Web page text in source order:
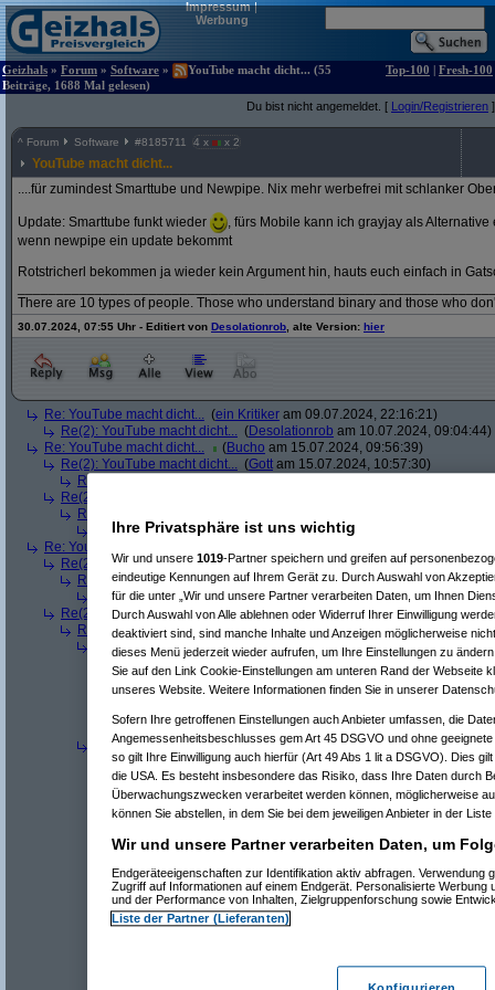
Impressum|
Werbung
Geizhals » Forum » Software »
YouTube macht dicht... (55
Beiträge, 1688 Mal gelesen)
Top-100 | Fresh-100
Du bist nicht angemeldet. [ Login/Registrieren ]
^ Forum Software #8185711 4 x x 2
YouTube macht dicht...
....für zumindest Smarttube und Newpipe. Nix mehr werbefrei mit schlanker
Update: Smarttube funkt wieder
, fürs Mobile kann ich grayjay als
wenn newpipe ein update bekommt
Rotstricherl bekommen ja wieder kein Argument hin, hauts euch einfach in
There are 10 types of people. Those who understand binary and those who
30.07.2024, 07:55 Uhr - Editiert von Desolationrob , alte Version: hier
Re: YouTube macht dicht... (ein Kritiker am 09.07.2024, 22:16:21)
Re(2): YouTube macht dicht... (Desolationrob am 10.07.2024, 09:04:44)
Re: YouTube macht dicht...
(Bucho am 15.07.2024, 09:56:39)
Re(2): YouTube macht dicht... (Gott am 15.07.2024, 10:57:30)
Re(3): YouTube macht dicht...
Re(2): YouTube macht dicht...
Re(3): YouTube macht dicht...
Re(4): YouTube macht dicht...(Desolationrob
Re: YouTube macht dicht...
Re(2): YouTube macht dicht...(Desolationrobam 15.07.2024, 11:02:01)
Re(3): YouTube macht dicht...
(Gottam 15.07.2024, 12:05:41)
Re(4): YouTube macht dicht...(Desolationrobam 15.07.2024,
Re(2): YouTube macht dicht...
(AVS_reloadedam 15.07.2024,
Re(3): YouTube macht dicht...
(Gottam 15.07.2024, 11:57:00)
Re(4): YouTube macht dicht... (AVS_reloadedam 15.07.2024,
Re(5): YouTube macht dicht...
Desolationrobam 15.07.2024,
Re(6): YouTube macht dicht...( AVS_reloadedam
Re(7): YouTube macht dicht...(TuxTuxam 15.07.2024,
Re(8): YouTube macht dicht... ( Paulas_Papa
am
Re(7): YouTube macht dicht...
am
Re(4): YouTube macht dicht...(scientificallyilliterateam
Re(5): YouTube macht dicht...( Desolationrob am 15.07.2024,
^
Re(6): YouTube macht dicht...
Die Battle Rap Community kann darüber ein Lied singen,
hochgezogen und das ganze Geraffel hinter eine Paywall
Gibt ja auch alternative (gemischte)
Taschen vollmachen und den Z-Promi mimen will anstatt das
Wichtigtuer treiben schon die nächste Sau durch's Dorf (KI-
Ihre Privatsphäre ist uns wichtig
Wir und unsere 1019-Partner speichern und greifen auf
eindeutige Kennungen auf Ihrem Gerät zu. Durch Auswahl von
für die unter „Wir und unsere Partner verarbeiten Daten, um Ihnen
Durch Auswahl von Alle ablehnen oder Widerruf Ihrer Einwilligung
deaktiviert sind, sind manche Inhalte und Anzeigen möglicherweise
dieses Menü jederzeit wieder aufrufen, um Ihre Einstellungen zu
Sie auf den Link Cookie-Einstellungen am unteren Rand der Webseite
unseres Website. Weitere Informationen finden Sie in unserer
Sofern Ihre getroffenen Einstellungen auch Anbieter umfassen, die
Angemessenheitsbeschlusses gem Art 45 DSGVO und ohne
so gilt Ihre Einwilligung auch hierfür (Art 49 Abs 1 lit a DSGVO). Dies
die USA. Es besteht insbesondere das Risiko, dass Ihre Daten durch
Überwachungszwecken verarbeitet werden können, möglicherweise
können Sie abstellen, in dem Sie bei dem jeweiligen Anbieter in der
Wir und unsere Partner verarbeiten Daten, um
Endgeräteeigenschaften zur Identifikation aktiv abfragen. Verwendung
Zugriff auf Informationen auf einem Endgerät. Personalisierte Werbung
und der Performance von Inhalten, Zielgruppenforschung sowie
Liste der Partner (Lieferanten)